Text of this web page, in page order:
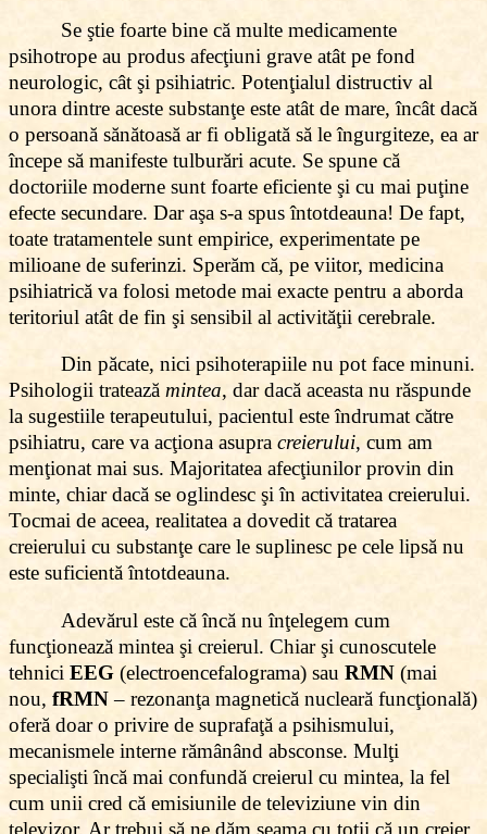
Se ştie foarte bine că multe medicamente
psihotrope au produs afecţiuni grave atât pe fond
neurologic, cât şi psihiatric. Potenţialul distructiv al
unora dintre aceste substanţe este atât de mare, încât dacă
o persoană sănătoasă ar fi obligată să le îngurgiteze, ea ar
începe să manifeste tulburări acute. Se spune că
doctoriile moderne sunt foarte eficiente şi cu mai puţine
efecte secundare. Dar aşa s-a spus întotdeauna! De fapt,
toate tratamentele sunt empirice, experimentate pe
milioane de suferinzi. Sperăm că, pe viitor, medicina
psihiatrică va folosi metode mai exacte pentru a aborda
teritoriul atât de fin şi sensibil al activităţii cerebrale.
Din păcate, nici psihoterapiile nu pot face minuni.
Psihologii tratează mintea, dar dacă aceasta nu răspunde
la sugestiile terapeutului, pacientul este îndrumat către
psihiatru, care va acţiona asupra creierului, cum am
menţionat mai sus. Majoritatea afecţiunilor provin din
minte, chiar dacă se oglindesc şi în activitatea creierului.
Tocmai de aceea, realitatea a dovedit că tratarea
creierului cu substanţe care le suplinesc pe cele lipsă nu
este suficientă întotdeauna.
Adevărul este că încă nu înţelegem cum
funcţionează mintea şi creierul. Chiar şi cunoscutele
tehnici EEG (electroencefalograma) sau RMN (mai
nou, fRMN– rezonanţa magnetică nucleară funcţională)
oferă doar o privire de suprafaţă a psihismului,
mecanismele interne rămânând absconse. Mulţi
specialişti încă mai confundă creierul cu mintea, la fel
cum unii cred că emisiunile de televiziune vin din
televizor. Ar trebui să ne dăm seama cu toţii că un creier